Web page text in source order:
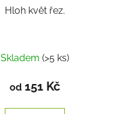
Hloh květ řez.
Skladem(>5 ks)
od 151 Kč